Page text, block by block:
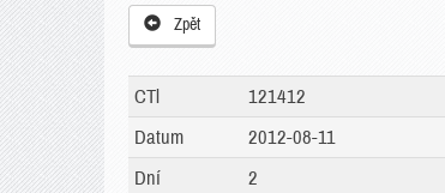
Zpět
CTl
121412
Datum
2012-08-11
Dní
2